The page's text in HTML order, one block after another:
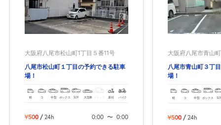
大阪府八尾市松山町1丁目５番11号
八尾市松山町１丁目の予約できる駐車
場！
軽 コ 中型 ボックス SUV 大型車 トラック 原付 バイク
¥500 / 24h 0:00 〜 0:00
大阪府八尾市青山
八尾市青山町３丁
場！
軽 コ 中型 ボックス
¥500 / 24h